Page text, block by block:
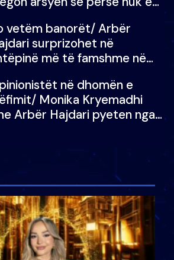
luftën time deri në fund
vetëm banorët/ Arbër
surprizohet në
më të famshme në
e tij
në dhomën e
Monika Kryemadhi
Arbër Hajdari pyeten nga